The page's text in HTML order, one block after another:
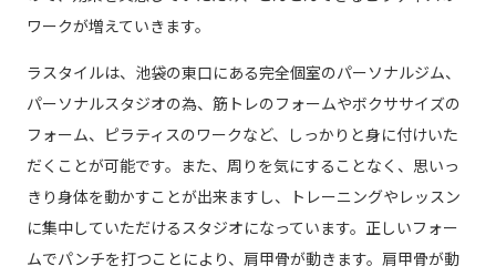
ワークが増えていきます。
ラスタイルは、池袋の東口にある完全個室のパーソナルジム、
パーソナルスタジオの為、筋トレのフォームやボクササイズの
フォーム、ピラティスのワークなど、しっかりと身に付けいた
だくことが可能です。また、周りを気にすることなく、思いっ
きり身体を動かすことが出来ますし、トレーニングやレッスン
に集中していただけるスタジオになっています。正しいフォー
ムでパンチを打つことにより、肩甲骨が動きます。肩甲骨が動